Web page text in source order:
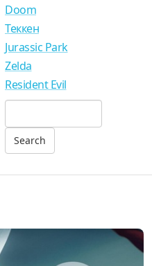
Doom
Теккен
Jurassic Park
Zelda
Resident Evil